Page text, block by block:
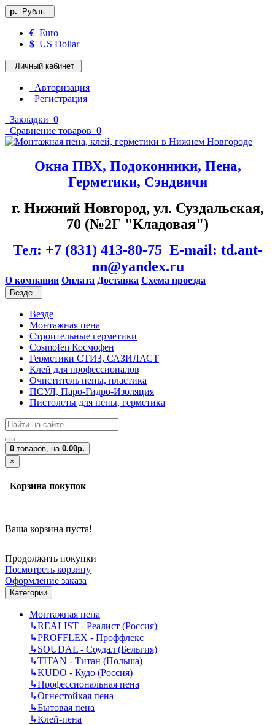
р. Рубль
€ Euro
$ US Dollar
Личный кабинет
Авторизация
Регистрация
Закладки 0
Сравнение товаров 0
Окна ПВХ, Подоконники, Пена,
Герметики, Сэндвичи
г. Нижний Новгород, ул. Суздальская,
70 (№2Г "Кладовая")
Тел: +7 (831) 413-80-75 Е-mail: td.ant-
nn@yandex.ru
О компании Оплата Доставка Схема проезда
Везде
Везде
Монтажная пена
Строительные герметики
Cosmofen Космофен
Герметики СТИЗ, САЗИЛАСТ
Клей для профессионалов
Очиститель пены, пластика
ПСУЛ, Паро-Гидро-Изоляция
Пистолеты для пены, герметика
0 товаров, на 0.00р.
×
Корзина покупок
Ваша корзина пуста!
Продолжить покупки
Посмотреть корзину
Оформление заказа
Категории
Монтажная пена
↳REALIST - Реалист (Россия)
↳PROFFLEX - Проффлекс
↳SOUDAL - Соудал (Бельгия)
↳TITAN - Титан (Польша)
↳KUDO - Кудо (Россия)
↳Профессиональная пена
↳Огнестойкая пена
↳Бытовая пена
↳Клей-пена